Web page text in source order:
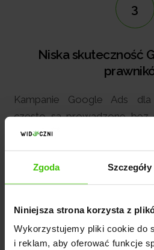
Zgoda Szczegóły
Niniejsza strona korzysta z
Wykorzystujemy pliki cookie do
i reklam, aby oferować funkcje
3
Niska skuteczność
Kampanie Google Ads
często są prowadzone bez
wysokie koszty kliknięć i
Brakuje optymalizacji pod
użytkownika.